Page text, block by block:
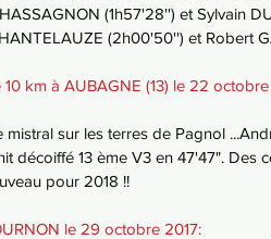
(1h57'28'') et Sylvain
(2h00'50'') et Robert
km à AUBAGNE (13) le 22 octobre
sur les terres de Pagnol
décoiffé 13 ème V3 en 47'47".
pour 2018 !!
le 29 octobre 2017: